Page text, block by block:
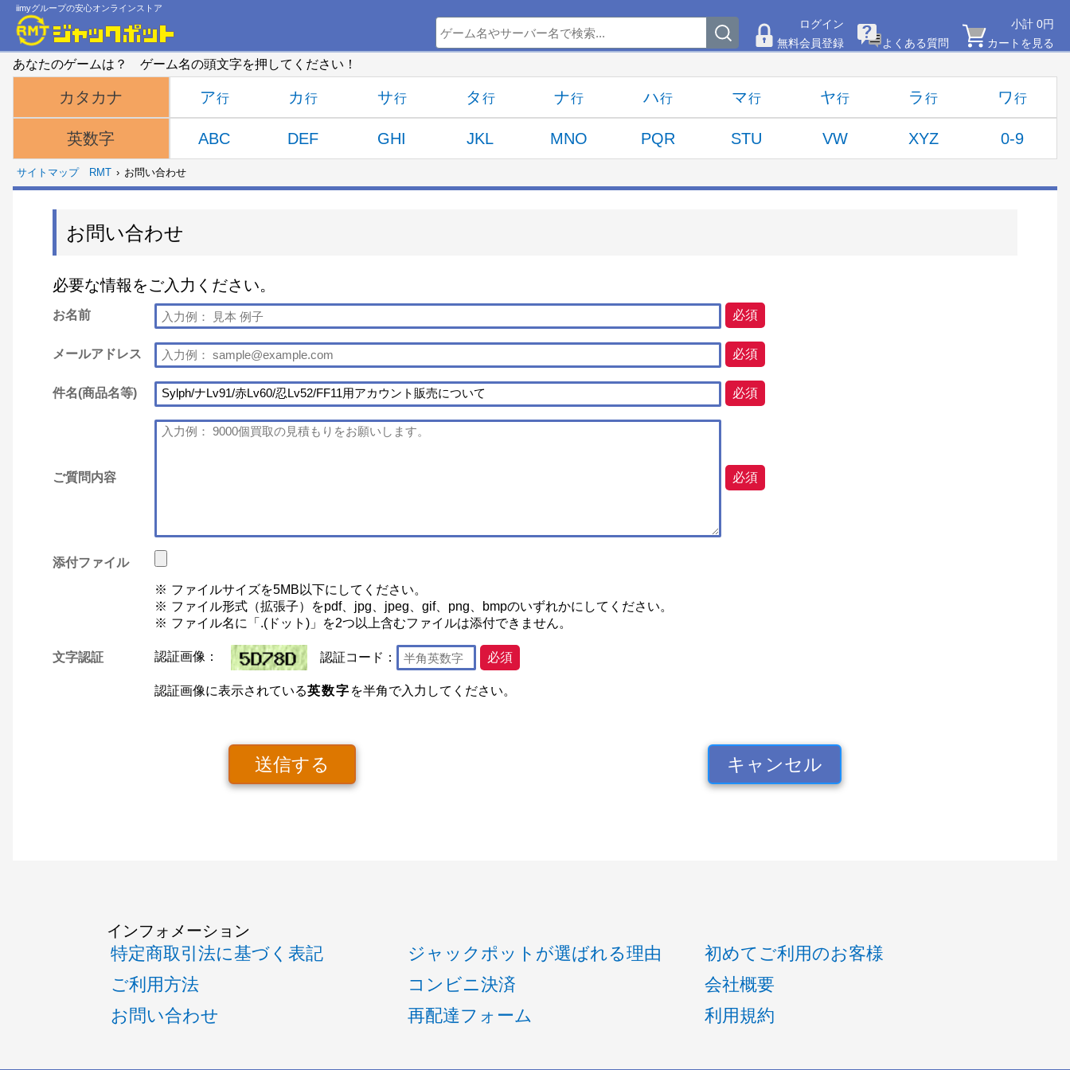
iimyグループの安心オンラインストア
ログイン
無料会員登録
よくある質問
小計 0円
カートを見る
あなたのゲームは？ ゲーム名の頭文字を押してください！
カタカナ
英数字
ア カ サ タ ナ ハ マ ヤ ラ ワ
ABC DEF GHI JKL MNO PQR STU VW XYZ 0-9
サイトマップ RMT お問い合わせ
お問い合わせ
必要な情報をご入力ください。
お名前 必須
メールアドレス 必須
件名(商品名等) 必須
ご質問内容 必須
添付ファイル
ファイルサイズを5MB以下にしてください。
ファイル形式（拡張子）をpdf、jpg、jpeg、gif、png、bmpのいずれかにしてください。
ファイル名に「.(ドット)」を2つ以上含むファイルは添付できません。
文字認証 認証画像： 認証コード： 必須
認証画像に表示されている英数字 を半角で入力してください。
送信する キャンセル
インフォメーション
特定商取引法に基づく表記 ジャックポットが選ばれる理由
初めてご利用のお客様
ご利用方法
コンビニ決済
会社概要
お問い合わせ
再配達フォーム 利用規約